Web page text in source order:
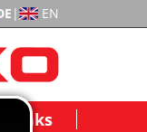
| EN
Links